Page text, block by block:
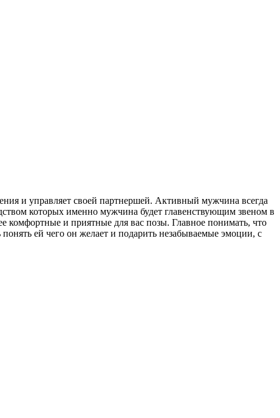
и управляет своей партнершей. Активный мужчина всегда
которых именно мужчина будет главенствующим звеном в
комфортные и приятные для вас позы. Главное понимать, что
ей чего он желает и подарить незабываемые эмоции, с